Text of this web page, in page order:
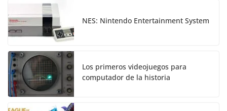
NES: Nintendo Entertainment System
Los primeros videojuegos para
computador de la historia